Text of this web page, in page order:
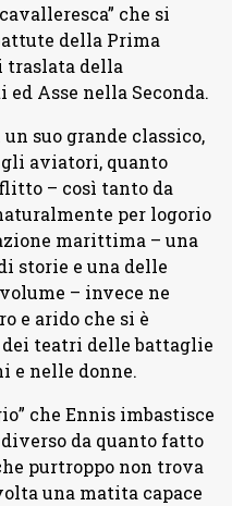
che si
della Prima
traslata della
Asse nella Seconda.
suo grande classico,
aviatori, quanto
– così tanto da
per logorio
marittima – una
storie e una delle
– invece ne
e arido che si è
teatri delle battaglie
e nelle donne.
che Ennis imbastisce
da quanto fatto
purtroppo non trova
una matita capace